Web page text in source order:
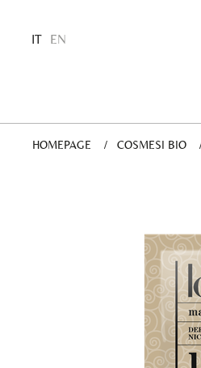
IT EN
HOMEPAGE COSMESI BIO